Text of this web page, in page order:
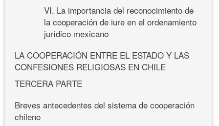
VI. La importancia del reconocimiento de
la cooperación de iure en el ordenamiento
jurídico mexicano
LA COOPERACIÓN ENTRE EL ESTADO Y LAS
CONFESIONES RELIGIOSAS EN CHILE
TERCERA PARTE
Breves antecedentes del sistema de cooperación
chileno